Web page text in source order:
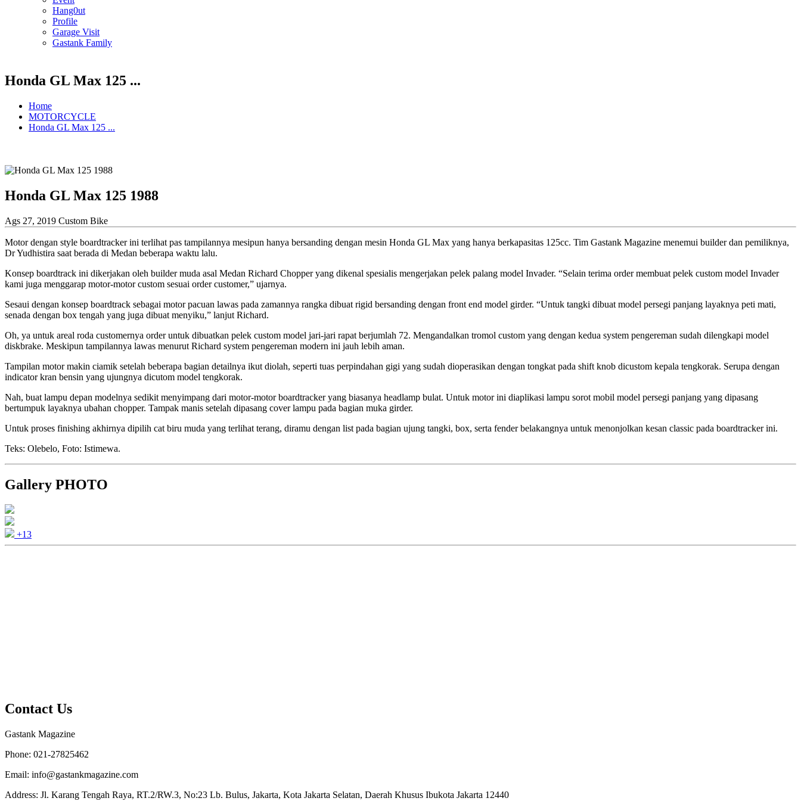
Hang0ut
Profile
Garage Visit
Gastank Family
Honda GL Max 125 ...
Home
MOTORCYCLE
Honda GL Max 125 ...
Honda GL Max 125 1988
Ags 27, 2019 Custom Bike
Motor dengan style boardtracker ini terlihat pas tampilannya mesipun hanya bersanding dengan mesin Honda GL Max yang hanya berkapasitas 125cc. Tim Gastank Magazine menemui builder dan pemiliknya,
Dr Yudhistira saat berada di Medan beberapa waktu lalu.
Konsep boardtrack ini dikerjakan oleh builder muda asal Medan Richard Chopper yang dikenal spesialis mengerjakan pelek palang model Invader. “Selain terima order membuat pelek custom model Invader
kami juga menggarap motor-motor custom sesuai order customer,” ujarnya.
Sesaui dengan konsep boardtrack sebagai motor pacuan lawas pada zamannya rangka dibuat rigid bersanding dengan front end model girder. “Untuk tangki dibuat model persegi panjang layaknya peti mati,
senada dengan box tengah yang juga dibuat menyiku,” lanjut Richard.
Oh, ya untuk areal roda customernya order untuk dibuatkan pelek custom model jari-jari rapat berjumlah 72. Mengandalkan tromol custom yang dengan kedua system pengereman sudah dilengkapi model
diskbrake. Meskipun tampilannya lawas menurut Richard system pengereman modern ini jauh lebih aman.
Tampilan motor makin ciamik setelah beberapa bagian detailnya ikut diolah, seperti tuas perpindahan gigi yang sudah dioperasikan dengan tongkat pada shift knob dicustom kepala tengkorak. Serupa dengan
indicator kran bensin yang ujungnya dicutom model tengkorak.
Nah, buat lampu depan modelnya sedikit menyimpang dari motor-motor boardtracker yang biasanya headlamp bulat. Untuk motor ini diaplikasi lampu sorot mobil model persegi panjang yang dipasang
bertumpuk layaknya ubahan chopper. Tampak manis setelah dipasang cover lampu pada bagian muka girder.
Untuk proses finishing akhirnya dipilih cat biru muda yang terlihat terang, diramu dengan list pada bagian ujung tangki, box, serta fender belakangnya untuk menonjolkan kesan classic pada boardtracker ini.
Teks: Olebelo, Foto: Istimewa.
Gallery PHOTO
+13
Contact Us
Gastank Magazine
Phone: 021-27825462
Email: info@gastankmagazine.com
Address: Jl. Karang Tengah Raya, RT.2/RW.3, No:23 Lb. Bulus, Jakarta, Kota Jakarta Selatan, Daerah Khusus Ibukota Jakarta 12440